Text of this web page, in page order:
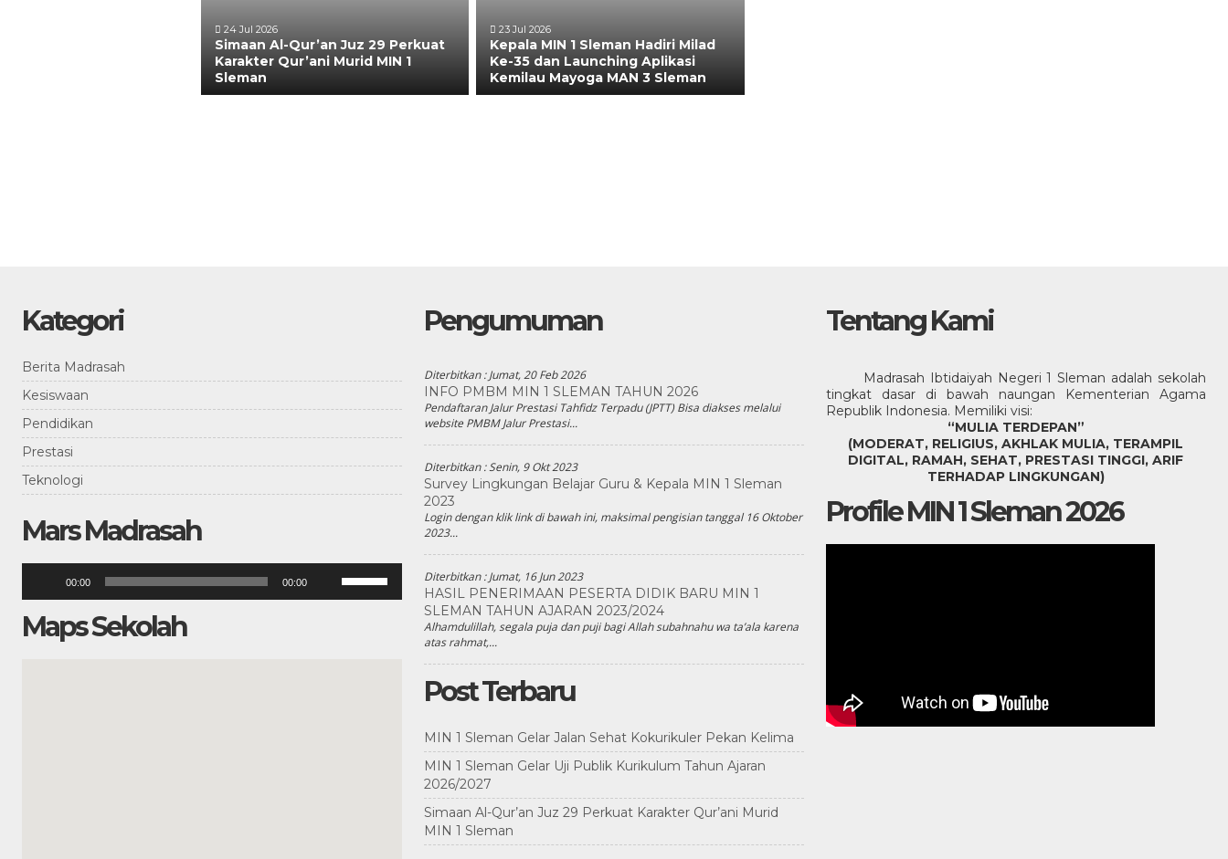
24 Jul 2026
Simaan Al-Qur’an Juz 29 Perkuat
Karakter Qur’ani Murid MIN 1
Sleman
23 Jul 2026
Kepala MIN 1 Sleman Hadiri Milad
Ke-35 dan Launching Aplikasi
Kemilau Mayoga MAN 3 Sleman
Kategori
Berita Madrasah
Kesiswaan
Pendidikan
Prestasi
Teknologi
Mars Madrasah
00:00 00:00
Anak
Panah
Maps Sekolah
Pengumuman
Diterbitkan :Jumat, 20 Feb 2026
INFO PMBM MIN 1 SLEMAN TAHUN 2026
Pendaftaran Jalur Prestasi Tahfidz Terpadu (JPTT) Bisa diakses melalui
website PMBM Jalur Prestasi...
Diterbitkan :Senin, 9 Okt 2023
Survey Lingkungan Belajar Guru & Kepala MIN 1 Sleman
2023
Login dengan klik link di bawah ini, maksimal pengisian tanggal 16 Oktober
2023...
Diterbitkan :Jumat, 16 Jun 2023
HASIL PENERIMAAN PESERTA DIDIK BARU MIN 1
SLEMAN TAHUN AJARAN 2023/2024
Alhamdulillah, segala puja dan puji bagi Allah subahnahu wa ta’ala karena
atas rahmat,...
Post Terbaru
MIN 1 Sleman Gelar Jalan Sehat Kokurikuler Pekan Kelima
MIN 1 Sleman Gelar Uji Publik Kurikulum Tahun Ajaran
2026/2027
Simaan Al-Qur’an Juz 29 Perkuat Karakter Qur’ani Murid
MIN 1 Sleman
Tentang Kami
Madrasah Ibtidaiyah Negeri 1 Sleman adalah sekolah
tingkat dasar di bawah naungan Kementerian Agama
Republik Indonesia. Memiliki visi:
“MULIA TERDEPAN”
(MODERAT, RELIGIUS, AKHLAK MULIA, TERAMPIL
DIGITAL, RAMAH, SEHAT, PRESTASI TINGGI, ARIF
TERHADAP LINGKUNGAN)
Profile MIN 1 Sleman 2026